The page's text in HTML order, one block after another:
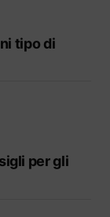
tipo di
per gli